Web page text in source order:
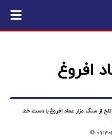
افروغ
از سنگ مزار عماد افروغ با دست خط